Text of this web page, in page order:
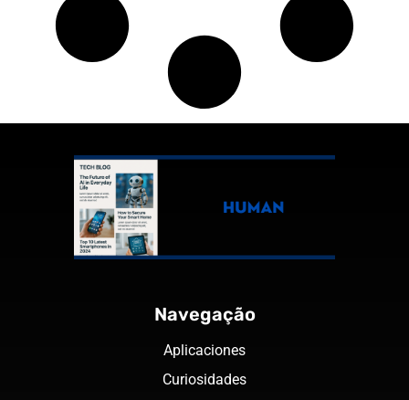
Navegação
Aplicaciones
Curiosidades